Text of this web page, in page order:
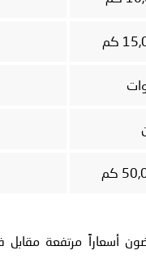
أسعاراً مرتفعة مقابل